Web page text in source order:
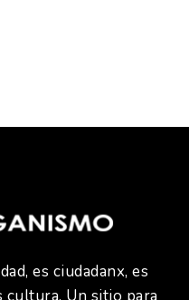
es ciudadanx, es